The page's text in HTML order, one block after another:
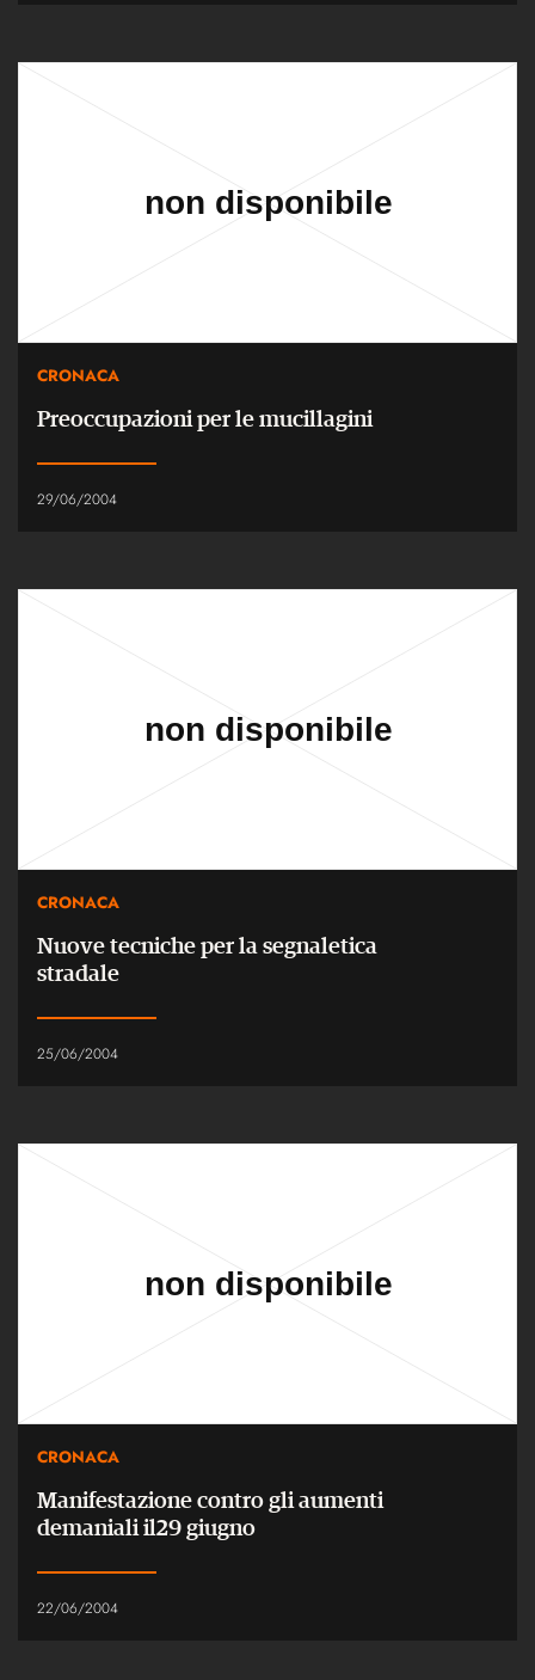
CRONACA
Preoccupazioni per le mucillagini
29/06/2004
CRONACA
Nuove tecniche per la segnaletica
stradale
25/06/2004
CRONACA
Manifestazione contro gli aumenti
demaniali il29 giugno
22/06/2004